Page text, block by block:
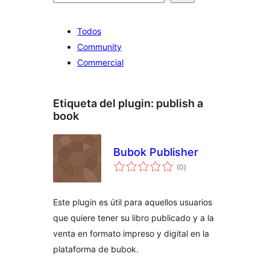
Todos
Community
Commercial
Etiqueta del plugin: publish a
book
Bubok Publisher
(0total
de
)
Este plugin es útil para aquellos usuarios
que quiere tener su libro publicado y a la
venta en formato impreso y digital en la
plataforma de bubok.